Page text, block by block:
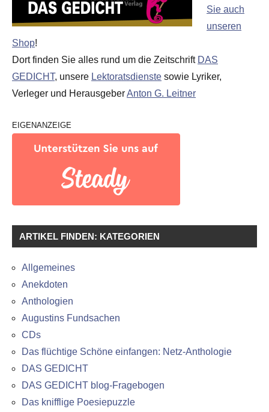
Sie auch
unseren
Shop!
Dort finden Sie alles rund um die Zeitschrift DAS
GEDICHT, unsere Lektoratsdienste sowie Lyriker,
Verleger und HerausgeberAnton G. Leitner
EIGENANZEIGE
ARTIKEL FINDEN: KATEGORIEN
Allgemeines
Anekdoten
Anthologien
Augustins Fundsachen
CDs
Das flüchtige Schöne einfangen: Netz-Anthologie
DAS GEDICHT
DAS GEDICHT blog-Fragebogen
Das knifflige Poesiepuzzle